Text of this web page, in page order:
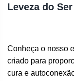
Leveza do Ser
Conheça o nosso
criado para
cura e